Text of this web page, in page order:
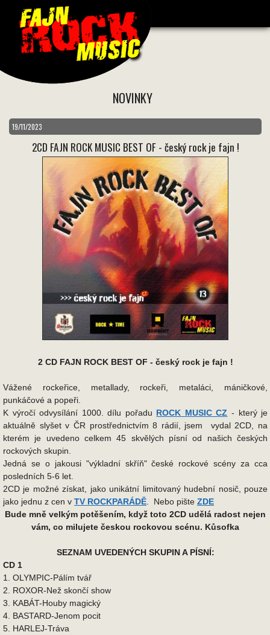
NOVINKY
19/11/2023
2CD FAJN ROCK MUSIC BEST OF - český rock je fajn !
2 CD FAJN ROCK BEST OF - český rock je fajn !
Vážené rockeřice, metallady, rockeři, metaláci, máničkové,
punkáčové a popeři.
K výročí odvysílání 1000. dílu pořadu ROCK MUSIC CZ - který je
aktuálně slyšet v ČR prostřednictvím 8 rádií, jsem vydal 2CD, na
kterém je uvedeno celkem 45 skvělých písní od našich českých
rockových skupin.
Jedná se o jakousi "výkladní skříň" české rockové scény za cca
posledních 5-6 let.
2CD je možné získat, jako unikátní limitovaný hudební nosič, pouze
jako jednu z cen v TV ROCKPARÁDĚ . Nebo pište ZDE
Bude mně velkým potěšením, když toto 2CD udělá radost nejen
vám, co milujete českou rockovou scénu. Kůsofka
SEZNAM UVEDENÝCH SKUPIN A PÍSNÍ:
CD 1
1. OLYMPIC-Pálím tvář
2. ROXOR-Než skončí show
3. KABÁT-Houby magický
4. BASTARD-Jenom pocit
5. HARLEJ-Tráva